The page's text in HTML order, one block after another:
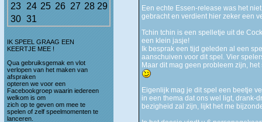
23 24 25 26 27 28 29
30 31
IK SPEEL GRAAG EEN
KEERTJE MEE !
Qua gebruiksgemak en vlot
verlopen van het maken van
afspraken
opteren we voor een
Facebookgroep waarin iedereen
welkom is om
zich op te geven om mee te
spelen of zelf speelmomenten te
lanceren.
Een echte Essen-release was het
gebracht en verdient hier zeker een
Tchin tchin is een spelletje uit de
een klein jasje!
Ik besprak een tijd geleden al een
aanschuiven voor dit spel. Vier
Maar dit mag geen probleem zijn,
Eigenlijk mag je dit spel een beetje
in een thema dat ons wel ligt, drank-
bezigheid zal zijn, lijkt het me